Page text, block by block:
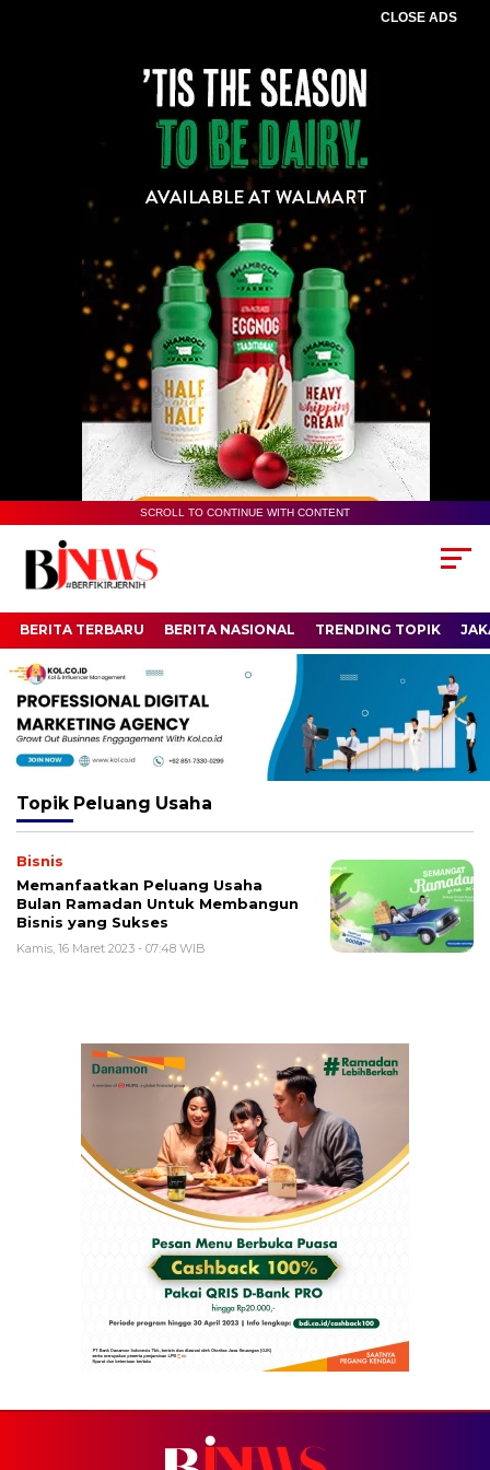
CLOSE ADS
SCROLL TO CONTINUE WITH CONTENT
BERITA TERBARU BERITA NASIONAL TRENDING TOPIK
Topik Peluang Usaha
Bisnis
Memanfaatkan Peluang Usaha
Bulan Ramadan Untuk Membangun
Bisnis yang Sukses
Kamis, 16 Maret 2023 - 07:48 WIB